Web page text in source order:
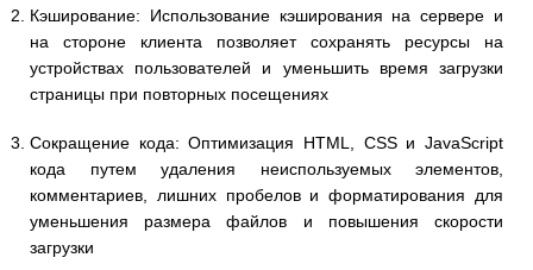
Кэширование: Использование кэширования на сервере и
на стороне клиента позволяет сохранять ресурсы на
устройствах пользователей и уменьшить время загрузки
страницы при повторных посещениях
Сокращение кода: Оптимизация HTML, CSS и JavaScript
кода путем удаления неиспользуемых элементов,
комментариев, лишних пробелов и форматирования для
уменьшения размера файлов и повышения скорости
загрузки